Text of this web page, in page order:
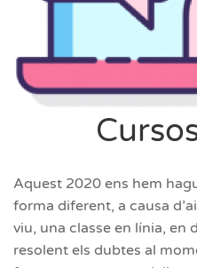
Aquest 2020 ens hem
forma diferent, a causa
viu, una classe en línia, en
resolent els dubtes al